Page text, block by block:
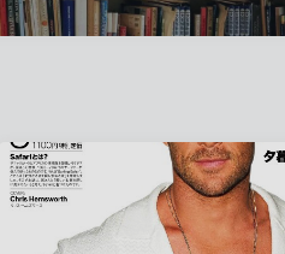
登
手机号
记住